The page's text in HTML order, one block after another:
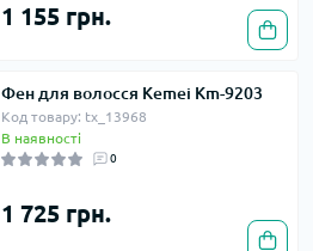
1 155 грн.
Фен для волосся Kemei Km-9203
Код товару: tx_13968
В наявності
0
1 725 грн.